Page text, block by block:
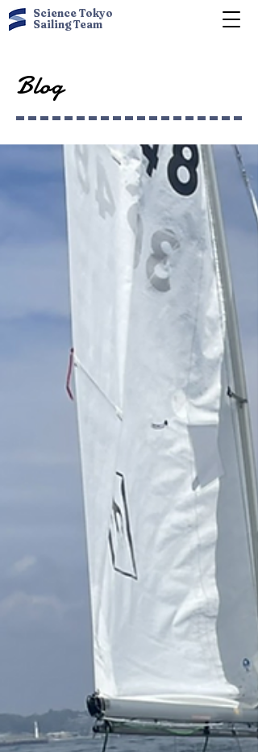
Science Tokyo
Sailing Team
Blog